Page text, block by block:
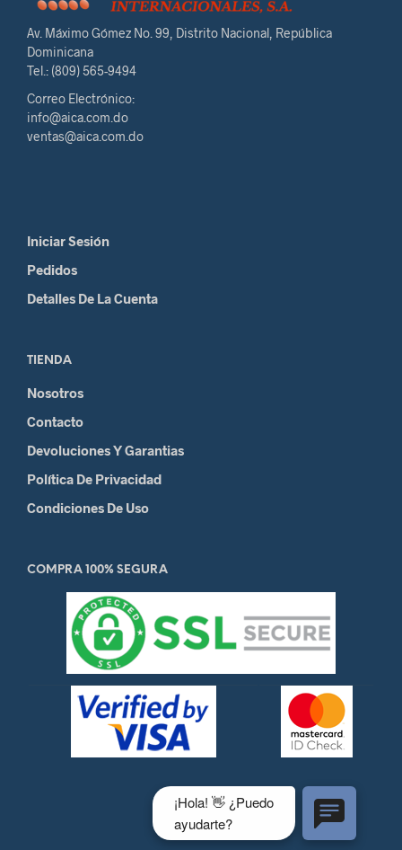
Av. Máximo Gómez No. 99, Distrito Nacional, República
Dominicana
Tel.: (809) 565-9494
Correo Electrónico:
info@aica.com.do
ventas@aica.com.do
Iniciar Sesión
Pedidos
Detalles De La Cuenta
TIENDA
Nosotros
Contacto
Devoluciones Y Garantias
Política De Privacidad
Condiciones De Uso
COMPRA 100% SEGURA